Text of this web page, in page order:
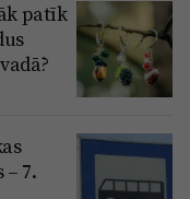
patīk
7.